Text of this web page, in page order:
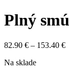
Plný
82.90 € – 153.40 €
Na sklade